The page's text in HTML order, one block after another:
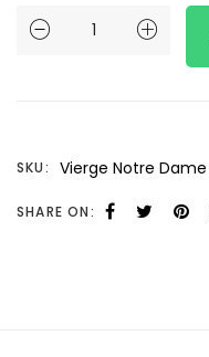
Vierge
color
Céladon
SKU: Vierge Notre
SHARE ON: